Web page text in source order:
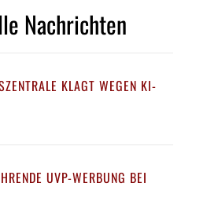
Nachrichten
KLAGT WEGEN KI-
UVP-WERBUNG BEI